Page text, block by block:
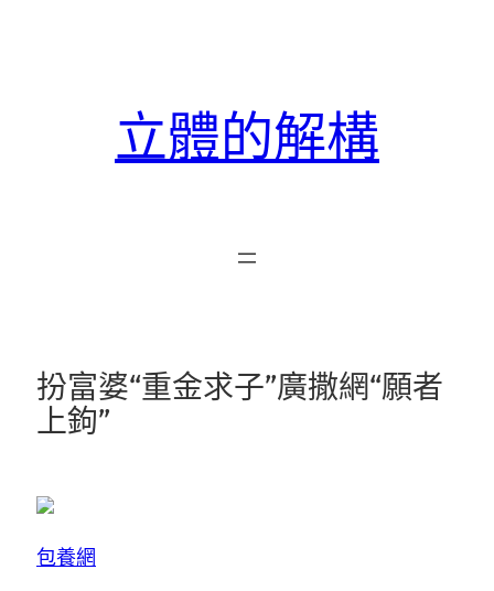
立體的解構
扮富婆“重金求子”廣撒網“願者
上鉤”
包養網